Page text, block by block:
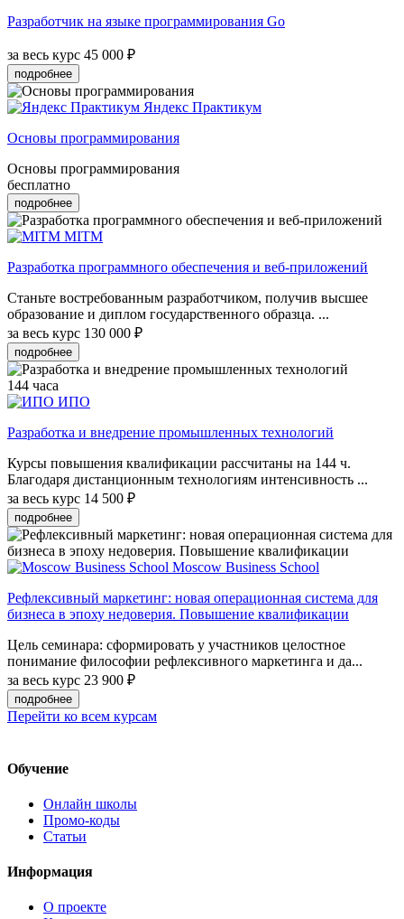
Разработчик на языке программирования Go
за весь курс 45 000 ₽
подробнее
Яндекс Практикум
Основы программирования
Основы программирования
бесплатно
подробнее
MITM
Разработка программного обеспечения и веб-приложений
Станьте востребованным разработчиком, получив высшее
образование и диплом государственного образца. ...
за весь курс 130 000 ₽
подробнее
144 часа
ИПО
Разработка и внедрение промышленных технологий
Курсы повышения квалификации рассчитаны на 144 ч.
Благодаря дистанционным технологиям интенсивность ...
за весь курс 14 500 ₽
подробнее
Moscow Business School
Рефлексивный маркетинг: новая операционная система для
бизнеса в эпоху недоверия. Повышение квалификации
Цель семинара: сформировать у участников целостное
понимание философии рефлексивного маркетинга и да...
за весь курс 23 900 ₽
подробнее
Перейти ко всем курсам
Обучение
Онлайн школы
Промо-коды
Статьи
Информация
О проекте